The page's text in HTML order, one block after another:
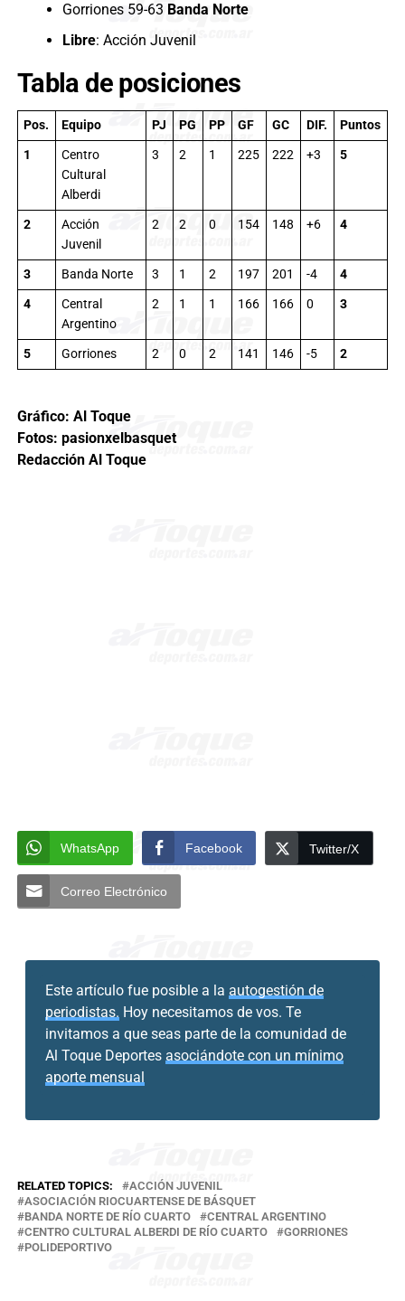
Gorriones 59-63 Banda Norte
Libre: Acción Juvenil
Tabla de posiciones
Pos. Equipo PJ PG PP GF GC DIF.
Puntos
1
Centro
Cultural
Alberdi
3 2 1 225 222 +3 5
2
Acción
Juvenil
2 2 0 154 148 +6 4
3 Banda Norte 3 1 2 197 201 -4
4
4
Central
Argentino
2 1 1 166 166 0 3
5 Gorriones 2 0 2 141 146 -5 2
Gráfico: Al Toque
Fotos: pasionxelbasquet
Redacción Al Toque
WhatsApp Facebook Twitter/X
Correo Electrónico
Este artículo fue posible a la autogestión de
periodistas. Hoy necesitamos de vos. Te
invitamos a que seas parte de la comunidad de
Al Toque Deportes asociándote con un mínimo
aporte mensual
RELATED TOPICS:
ACCIÓN JUVENIL
ASOCIACIÓN RIOCUARTENSE DE BÁSQUET
BANDA NORTE DE RÍO CUARTO
CENTRAL ARGENTINO
CENTRO CULTURAL ALBERDI DE RÍO CUARTO
GORRIONES
POLIDEPORTIVO